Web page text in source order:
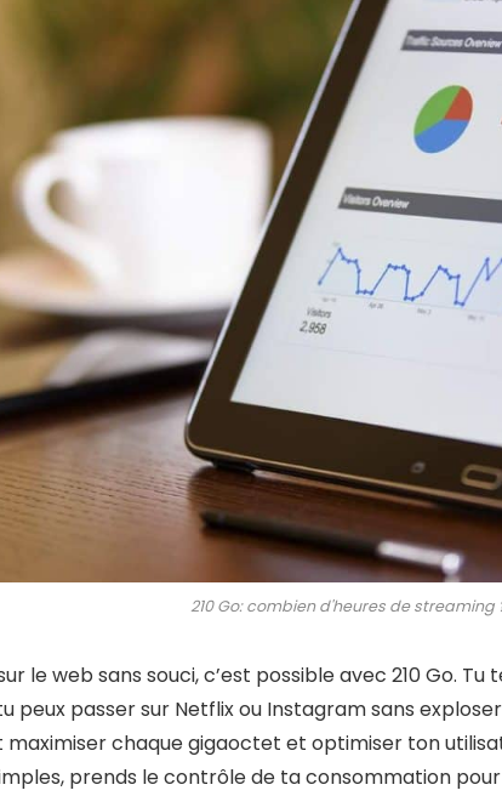
210 Go: combien d'heures de streaming
le web sans souci, c’est possible avec 210 Go.
peux passer sur Netflix ou Instagram sans
chaque gigaoctet et optimiser ton
prends le contrôle de ta consommation